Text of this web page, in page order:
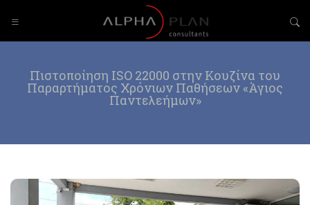
Πιστοποίηση ISO 22000 στην Κουζίνα του
Παραρτήματος Χρόνιων Παθήσεων «Άγιος
Παντελεήμων»